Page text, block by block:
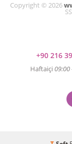
Copyright © 2026
+90 216
Haftaiçi 09:00